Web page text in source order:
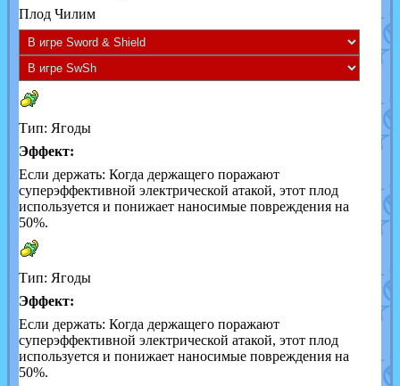
Плод Чилим
Тип: Ягоды
Эффект:
Если держать: Когда держащего поражают
суперэффективной электрической атакой, этот плод
используется и понижает наносимые повреждения на
50%.
Тип: Ягоды
Эффект:
Если держать: Когда держащего поражают
суперэффективной электрической атакой, этот плод
используется и понижает наносимые повреждения на
50%.